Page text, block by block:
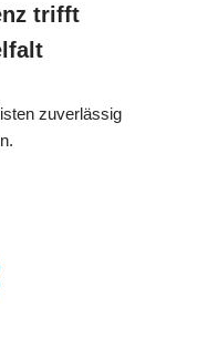
trifft
zuverlässig